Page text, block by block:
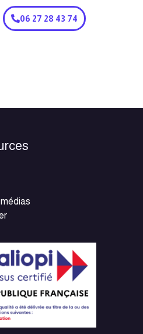
06 27 28 43 74